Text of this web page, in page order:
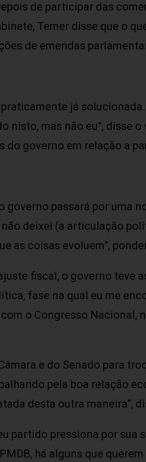
de participar das
Temer disse que o
de emendas
já
nisto, mas não eu”, disse
governo em relação a
governo passará por uma
deixei (a articulação
as coisas evoluem”,
fiscal, o governo teve
fase na qual eu me
o Congresso Nacional,
e do Senado para
pela boa relação
desta outra maneira”,
partido pressiona por
há alguns que